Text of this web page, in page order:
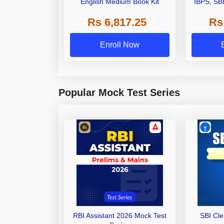
English Medium Book Kit
Rs 6,817.25
Enroll Now
IBPS,
Other
Popular Mock Test Series
RBI Assistant 2026 Mock Test
SBI